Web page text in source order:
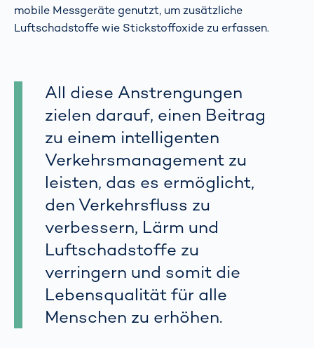
mobile Messgeräte genutzt, um zusätzliche
Luftschadstoffe wie Stickstoffoxide zu erfassen.
All diese Anstrengungen
zielen darauf, einen Beitrag
zu einem intelligenten
Verkehrsmanagement zu
leisten, das es ermöglicht,
den Verkehrsfluss zu
verbessern, Lärm und
Luftschadstoffe zu
verringern und somit die
Lebensqualität für alle
Menschen zu erhöhen.